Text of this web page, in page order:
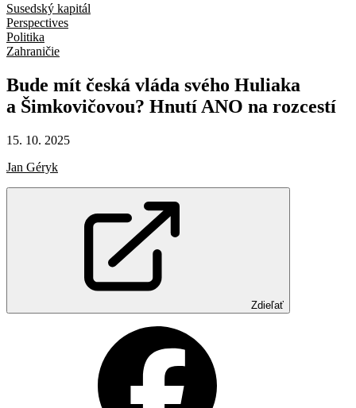
Susedský kapitál
Perspectives
Politika
Zahraničie
Bude mít česká vláda svého Huliaka
a Šimkovičovou? Hnutí ANO na rozcestí
15. 10. 2025
Jan Géryk
Zdieľať